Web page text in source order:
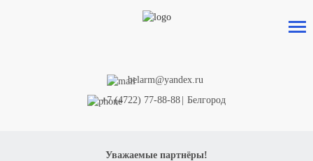
belarm@yandex.ru
+7 (4722) 77-88-88
Белгород
Уважаемые партнёры!